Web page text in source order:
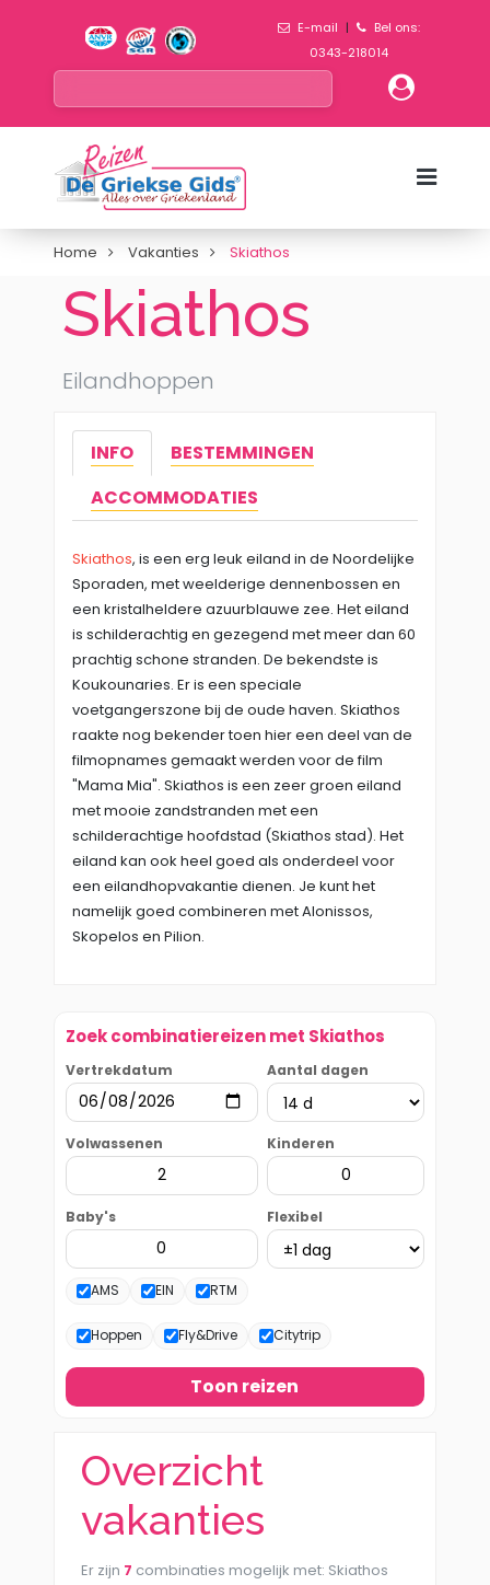
E-mail |
Bel ons:
0343-218014
Home Vakanties Skiathos
Skiathos
Eilandhoppen
INFO
BESTEMMINGEN
ACCOMMODATIES
Skiathos, is een erg leuk eiland in de Noordelijke
Sporaden, met weelderige dennenbossen en
een kristalheldere azuurblauwe zee. Het eiland
is schilderachtig en gezegend met meer dan 60
prachtig schone stranden. De bekendste is
Koukounaries. Er is een speciale
voetgangerszone bij de oude haven. Skiathos
raakte nog bekender toen hier een deel van de
filmopnames gemaakt werden voor de film
"Mama Mia". Skiathos is een zeer groen eiland
met mooie zandstranden met een
schilderachtige hoofdstad (Skiathos stad). Het
eiland kan ook heel goed als onderdeel voor
een eilandhopvakantie dienen. Je kunt het
namelijk goed combineren met Alonissos,
Skopelos en Pilion.
Zoek combinatiereizen met Skiathos
Vertrekdatum Aantal dagen
Volwassenen Kinderen
Baby's Flexibel
AMS EIN RTM
Hoppen Fly&Drive Citytrip
Toon reizen
Overzicht
vakanties
Er zijn 7 combinaties mogelijk met: Skiathos